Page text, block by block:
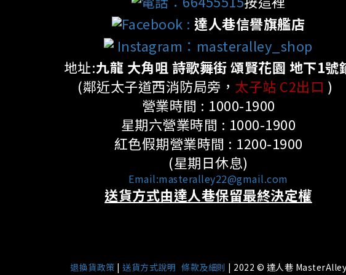
Facebook :達人巷信譽旗艦店
Instagram：masteralley_shop
地址:九龍 大角咀 詩歌舞街 頌賢花園 地下1號
(鄰近太子道西消防局旁， 太子站 C2出口 )
營業時間 : 1000-1900
星期六營業時間 : 1000-1900
紅色假期營業時間 : 1200-1900
(星期日休息)
Email:masteralley22@gmail.com
送貨方式由達人巷保留最終決定權
退換貨政策 | 送貨方式說明 條款及細則 | 2022 © 達人巷 MasterAlley